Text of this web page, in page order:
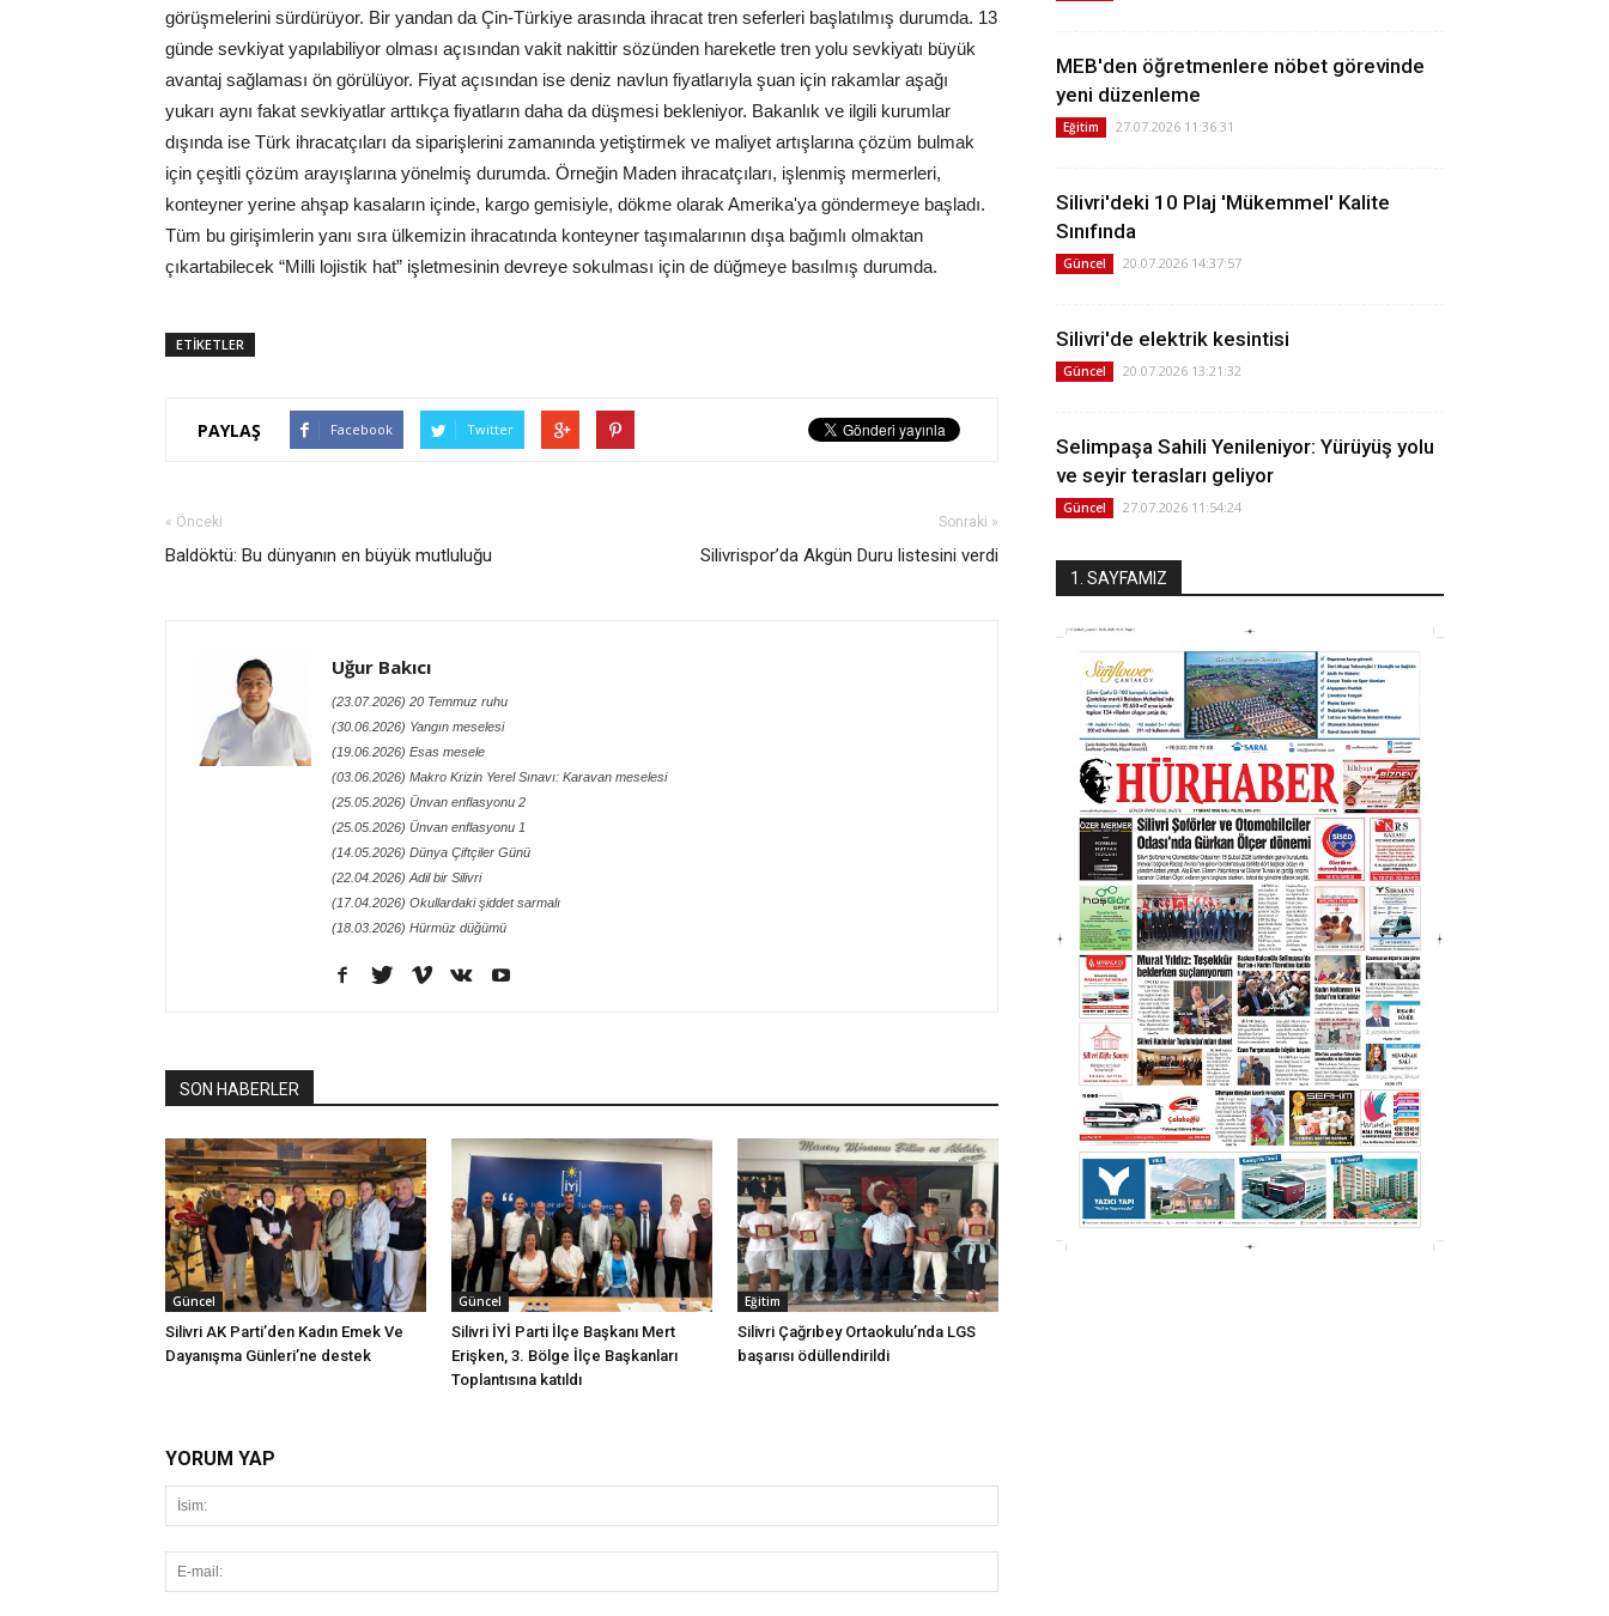
görüşmelerini sürdürüyor. Bir yandan da Çin-Türkiye arasında ihracat tren seferleri başlatılmış durumda. 13
günde sevkiyat yapılabiliyor olması açısından vakit nakittir sözünden hareketle tren yolu sevkiyatı büyük
avantaj sağlaması ön görülüyor. Fiyat açısından ise deniz navlun fiyatlarıyla şuan için rakamlar aşağı
yukarı aynı fakat sevkiyatlar arttıkça fiyatların daha da düşmesi bekleniyor. Bakanlık ve ilgili kurumlar
dışında ise Türk ihracatçıları da siparişlerini zamanında yetiştirmek ve maliyet artışlarına çözüm bulmak
için çeşitli çözüm arayışlarına yönelmiş durumda. Örneğin Maden ihracatçıları, işlenmiş mermerleri,
konteyner yerine ahşap kasaların içinde, kargo gemisiyle, dökme olarak Amerika'ya göndermeye başladı.
Tüm bu girişimlerin yanı sıra ülkemizin ihracatında konteyner taşımalarının dışa bağımlı olmaktan
çıkartabilecek “Milli lojistik hat” işletmesinin devreye sokulması için de düğmeye basılmış durumda.
ETİKETLER
PAYLAŞ Facebook Twitter
« Önceki
Baldöktü: Bu dünyanın en büyük mutluluğu
Sonraki »
Silivrispor’da Akgün Duru listesini verdi
Uğur Bakıcı
(23.07.2026) 20 Temmuz ruhu
(30.06.2026) Yangın meselesi
(19.06.2026) Esas mesele
(03.06.2026) Makro Krizin Yerel Sınavı: Karavan meselesi
(25.05.2026) Ünvan enflasyonu 2
(25.05.2026) Ünvan enflasyonu 1
(14.05.2026) Dünya Çiftçiler Günü
(22.04.2026) Adil bir Silivri
(17.04.2026) Okullardaki şiddet sarmalı
(18.03.2026) Hürmüz düğümü
SON HABERLER
Güncel
Silivri AK Parti’den Kadın Emek Ve
Dayanışma Günleri’ne destek
Güncel
Silivri İYİ Parti İlçe Başkanı Mert
Erişken, 3. Bölge İlçe Başkanları
Toplantısına katıldı
Eğitim
Silivri Çağrıbey Ortaokulu’nda LGS
başarısı ödüllendirildi
YORUM YAP
MEB'den öğretmenlere nöbet görevinde
yeni düzenleme
Eğitim 27.07.2026 11:36:31
Silivri'deki 10 Plaj 'Mükemmel' Kalite
Sınıfında
Güncel 20.07.2026 14:37:57
Silivri'de elektrik kesintisi
Güncel 20.07.2026 13:21:32
Selimpaşa Sahili Yenileniyor: Yürüyüş yolu
ve seyir terasları geliyor
Güncel 27.07.2026 11:54:24
1. SAYFAMIZ